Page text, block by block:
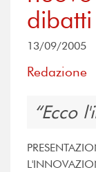
dibatti
13/09/2005
Redazione
Ecco